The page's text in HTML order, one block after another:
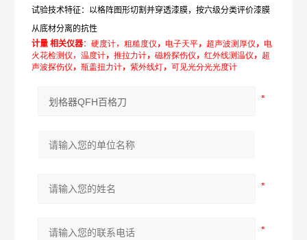
试验技术特征：以格阵图形切割并穿透漆膜，按六级分类评价漆膜
从底材分离的抗性
计量 相关仪器：硬度计，粗糙度仪 ，电子天平， 超声波测厚仪 ，电
火花检测仪 ，温度计，推拉力计，磁粉探伤仪 ，红外线测温仪 ， 超
声波探伤仪 ，瓶盖扭力计，紫外线灯，可见光分光光度计